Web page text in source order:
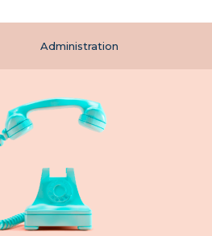
Administration